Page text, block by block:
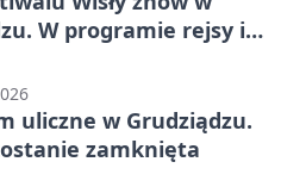
W programie rejsy i
uliczne w Grudziądzu.
zamknięta